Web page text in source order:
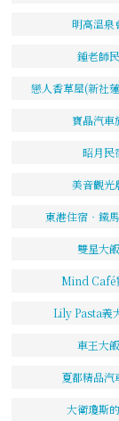
明高溫泉
鍾老師
戀人香草屋(新社
寶晶汽車
昭月民
美音觀光
東港住宿‧鐵
雙星大
Mind Café
Lily Pasta義
車王大
夏都精品汽
大衛瓊斯